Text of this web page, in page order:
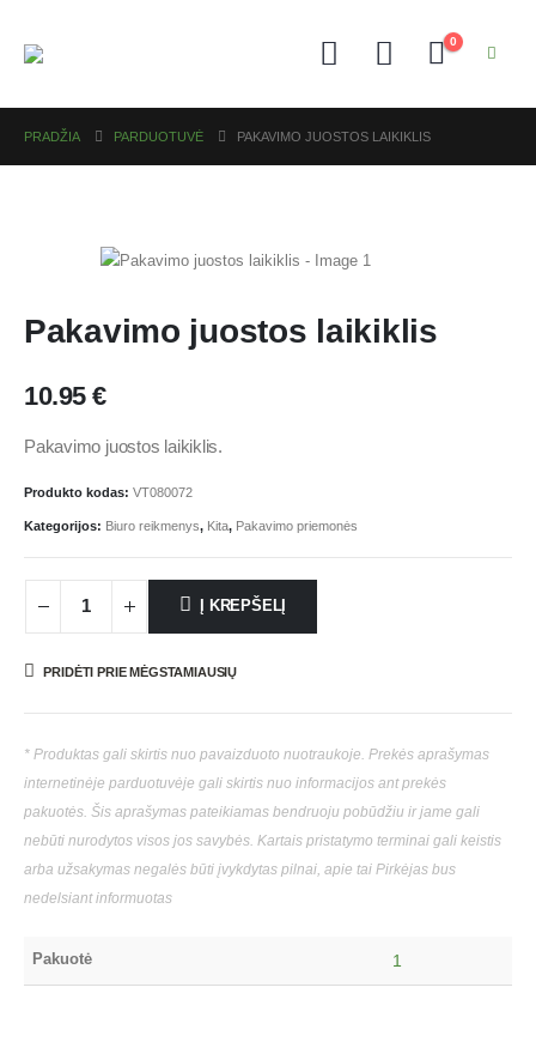
0
PRADŽIA PARDUOTUVĖ PAKAVIMO JUOSTOS LAIKIKLIS
Pakavimo juostos laikiklis
10.95€
Pakavimo juostos laikiklis.
Produkto kodas: VT080072
Kategorijos: Biuro reikmenys, Kita, Pakavimo priemonės
Į KREPŠELĮ
PRIDĖTI PRIE MĖGSTAMIAUSIŲ
* Produktas gali skirtis nuo pavaizduoto nuotraukoje. Prekės aprašymas
internetinėje parduotuvėje gali skirtis nuo informacijos ant prekės
pakuotės. Šis aprašymas pateikiamas bendruoju pobūdžiu ir jame gali
nebūti nurodytos visos jos savybės. Kartais pristatymo terminai gali keistis
arba užsakymas negalės būti įvykdytas pilnai, apie tai Pirkėjas bus
nedelsiant informuotas
Pakuotė 1